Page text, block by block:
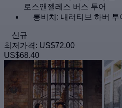
로스앤젤레스 버스 투어
롱비치: 내러티브 하버 투
신규
최저가격: US$72.00
US$68.40